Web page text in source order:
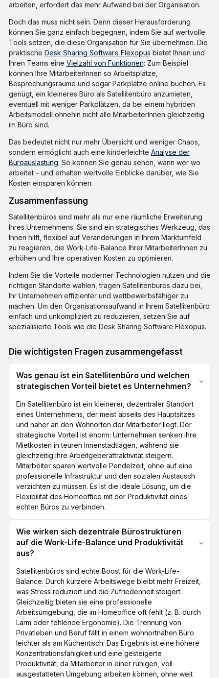
arbeiten, erfordert das mehr Aufwand bei der Organisation.
Doch das muss nicht sein. Denn dieser Herausforderung
können Sie ganz einfach begegnen, indem Sie auf wertvolle
Tools setzen, die diese Organisation für Sie übernehmen. Die
praktische Desk Sharing Software Flexopus bietet Ihnen und
Ihren Teams eine Vielzahl von Funktionen: Zum Beispiel
können Ihre MitarbeiterInnen so Arbeitsplätze,
Besprechungsräume und sogar Parkplätze online buchen. Es
genügt, ein kleineres Büro als Satellitenbüro anzumieten,
eventuell mit weniger Parkplätzen, da bei einem hybriden
Arbeitsmodell ohnehin nicht alle MitarbeiterInnen gleichzeitig
im Büro sind.
Das bedeutet nicht nur mehr Übersicht und weniger Chaos,
sondern ermöglicht auch eine kinderleichte Analyse der
Büroauslastung. So können Sie genau sehen, wann wer wo
arbeitet – und erhalten wertvolle Einblicke darüber, wie Sie
Kosten einsparen können.
Zusammenfassung
Satellitenbüros sind mehr als nur eine räumliche Erweiterung
Ihres Unternehmens. Sie sind ein strategisches Werkzeug, das
Ihnen hilft, flexibel auf Veränderungen in Ihrem Marktumfeld
zu reagieren, die Work-Life-Balance Ihrer MitarbeiterInnen zu
erhöhen und Ihre operativen Kosten zu optimieren.
Indem Sie die Vorteile moderner Technologien nutzen und die
richtigen Standorte wählen, tragen Satellitenbüros dazu bei,
Ihr Unternehmen effizienter und wettbewerbsfähiger zu
machen. Um den Organisationsaufwand in Ihrem Satellitenbüro
einfach und unkompliziert zu reduzieren, setzen Sie auf
spezialisierte Tools wie die Desk Sharing Software Flexopus.
Die wichtigsten Fragen zusammengefasst
Was genau ist ein Satellitenbüro und welchen
strategischen Vorteil bietet es Unternehmen?
Ein Satellitenbüro ist ein kleinerer, dezentraler Standort
eines Unternehmens, der meist abseits des Hauptsitzes
und näher an den Wohnorten der Mitarbeiter liegt. Der
strategische Vorteil ist enorm: Unternehmen senken ihre
Mietkosten in teuren Innenstadtlagen, während sie
gleichzeitig ihre Arbeitgeberattraktivität steigern.
Mitarbeiter sparen wertvolle Pendelzeit, ohne auf eine
professionelle Infrastruktur und den sozialen Austausch
verzichten zu müssen. Es ist die ideale Lösung, um die
Flexibilität des Homeoffice mit der Produktivität eines
echten Büros zu verbinden.
Wie wirken sich dezentrale Bürostrukturen
auf die Work-Life-Balance und Produktivität
aus?
Satellitenbüros sind echte Boost für die Work-Life-
Balance. Durch kürzere Arbeitswege bleibt mehr Freizeit,
was Stress reduziert und die Zufriedenheit steigert.
Gleichzeitig bieten sie eine professionelle
Arbeitsumgebung, die im Homeoffice oft fehlt (z. B. durch
Lärm oder fehlende Ergonomie). Die Trennung von
Privatleben und Beruf fällt in einem wohnortnahen Büro
leichter als am Küchentisch. Das Ergebnis ist eine höhere
Konzentrationsfähigkeit und eine gesteigerte
Produktivität, da Mitarbeiter in einer ruhigen, voll
ausgestatteten Umgebung arbeiten können, ohne weit